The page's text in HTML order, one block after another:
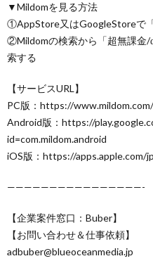
▼Mildomを見る方法
①AppStore又はGoogleStoreで
②Mildomの検索から「超無課金/
索する
【サービスURL】
PC版：https://www.mildom.com/
Android版：https://
id=com.mildom.android
iOS版：https://apps.apple.com/
————————————————-
【企業案件窓口：Buber】
【お問い合わせ＆仕事依頼】
adbuber@blueoceanmedia.jp